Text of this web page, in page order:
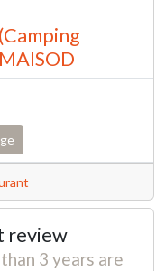
review
3 years are